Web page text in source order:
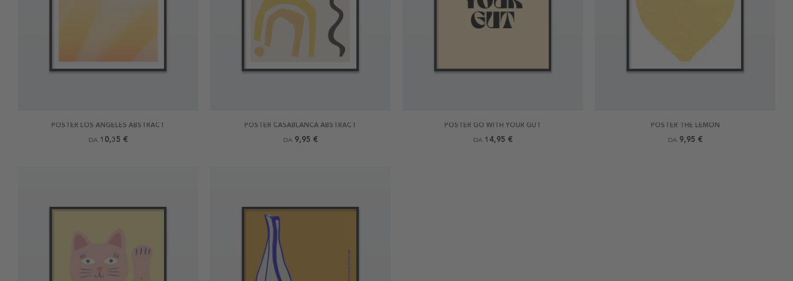
POSTER LOS ANGELES ABSTRACT
DA 10,35 €
POSTER CASABLANCA ABSTRACT
DA 9,95 €
POSTER GO WITH YOUR GUT
DA 14,95 €
POSTER THE LEMON
DA 9,95 €